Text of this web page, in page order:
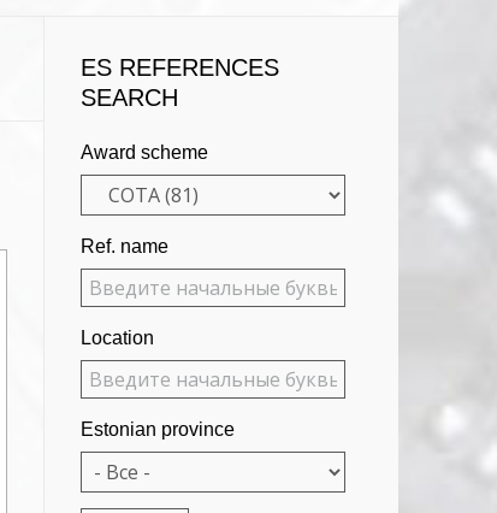
ES REFERENCES
SEARCH
Award scheme
Ref. name
Location
Estonian province